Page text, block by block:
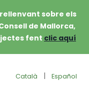
sobre els
de Mallorca,
fent clic aquí
Català | Español